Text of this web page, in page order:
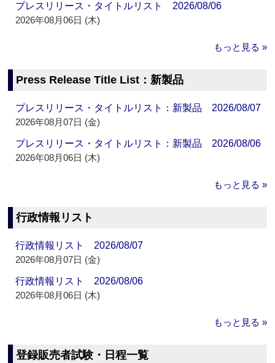
プレスリリース・タイトルリスト 2026/08/06
2026年08月06日 (木)
もっと見る »
Press Release Title List：新製品
プレスリリース・タイトルリスト：新製品 2026/08/07
2026年08月07日 (金)
プレスリリース・タイトルリスト：新製品 2026/08/06
2026年08月06日 (木)
もっと見る »
行政情報リスト
行政情報リスト 2026/08/07
2026年08月07日 (金)
行政情報リスト 2026/08/06
2026年08月06日 (木)
もっと見る »
登録販売者試験・日程一覧